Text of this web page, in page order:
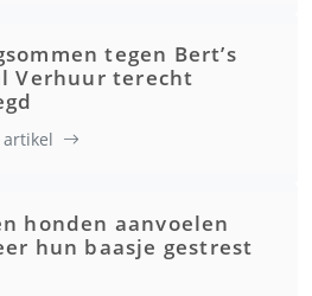
tegen Bert’s
Verhuur terecht
artikel
honden aanvoelen
hun baasje gestrest